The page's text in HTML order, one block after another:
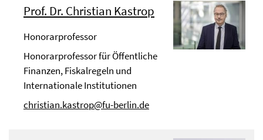
Prof. Dr. Christian Kastrop
Honorarprofessor
Honorarprofessor für Öffentliche
Finanzen, Fiskalregeln und
Internationale Institutionen
christian.kastrop@fu-berlin.de